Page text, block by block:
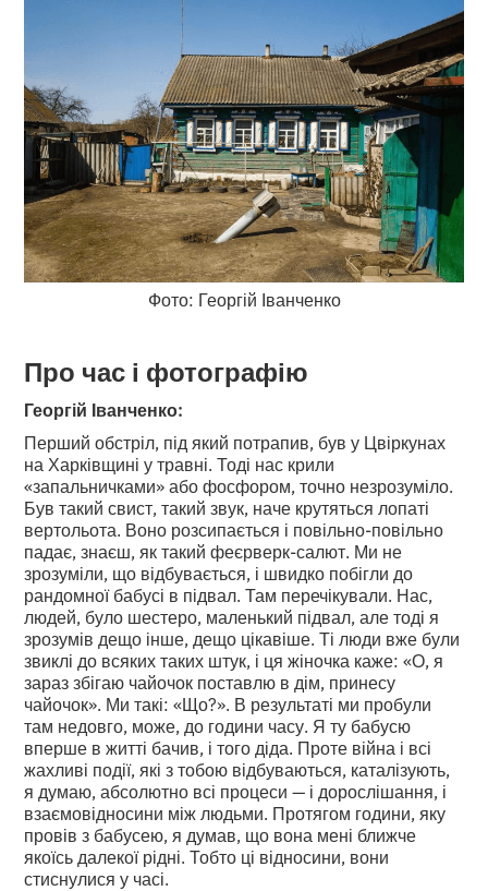
Фото: Георгій Іванченко
Про час і фотографію
Георгій Іванченко:
Перший обстріл, під який потрапив, був у Цвіркунах
на Харківщині у травні. Тоді нас крили
«запальничками» або фосфором, точно незрозуміло.
Був такий свист, такий звук, наче крутяться лопаті
вертольота. Воно розсипається і повільно-повільно
падає, знаєш, як такий феєрверк-салют. Ми не
зрозуміли, що відбувається, і швидко побігли до
рандомної бабусі в підвал. Там перечікували. Нас,
людей, було шестеро, маленький підвал, але тоді я
зрозумів дещо інше, дещо цікавіше. Ті люди вже були
звиклі до всяких таких штук, і ця жіночка каже: «О, я
зараз збігаю чайочок поставлю в дім, принесу
чайочок». Ми такі: «Що?». В результаті ми пробули
там недовго, може, до години часу. Я ту бабусю
вперше в житті бачив, і того діда. Проте війна і всі
жахливі події, які з тобою відбуваються, каталізують,
я думаю, абсолютно всі процеси — і дорослішання, і
взаємовідносини між людьми. Протягом години, яку
провів з бабусею, я думав, що вона мені ближче
якоїсь далекої рідні. Тобто ці відносини, вони
стиснулися у часі.